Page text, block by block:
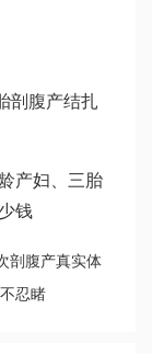
剖腹产结扎
产妇、三胎
钱
剖腹产真实体
忍睹